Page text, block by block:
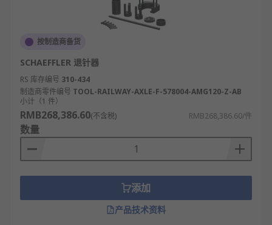
按制造商备货
SCHAEFFLER 退针器
RS 库存编号 310-434
制造商零件编号 TOOL-RAILWAY-AXLE-F-578004-AMG120-Z-AB
小计（1 件）
RMB268,386.60(不含税) RMB268,386.60/件
数量
添加
产品技术资料